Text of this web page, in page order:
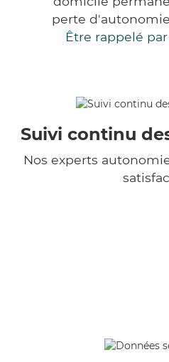
perte
Être rappelé
Suivi continu
Nos experts